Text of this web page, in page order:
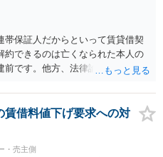
体は、賃貸借契約の有効性を直ち
れていれば賃貸借の効力は原則
は、①現在は普通借家契約が継続
ていないこと、②貸主側の事情
等）を具体的に書面で説明して
必要性を丁寧に伝えること、を
期の退去を検討する場合には、立
などの条件を明確にした書面を作
、更新条項・解除条項・期間の定
これまでの更新時の合意内容
主不利な特約として無効になり
保証人だからといって賃貸借契
約できるのは亡くなられた本人の
前です。他方、法律論はさてお
進められつつある手続はあくまで
渡すための便宜的方法として理解
方法で進めた方が、連帯保証人で
身の経済的負担を最小限に食い止
ます。
賃借料値下げ要求への対
・売主側